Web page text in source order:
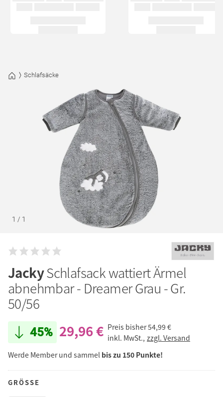
Schlafsäcke
1 / 1
JackySchlafsack wattiert Ärmel
abnehmbar - Dreamer Grau - Gr.
50/56
45% 29,96 € Preis bisher54,99 €
inkl. MwSt., zzgl. Versand
Werde Member und sammel bis zu 150 Punkte!
GRÖSSE